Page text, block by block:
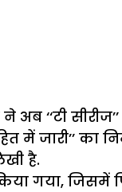
‘‘टी
जारी’’ का
है.
गया, जिसमें